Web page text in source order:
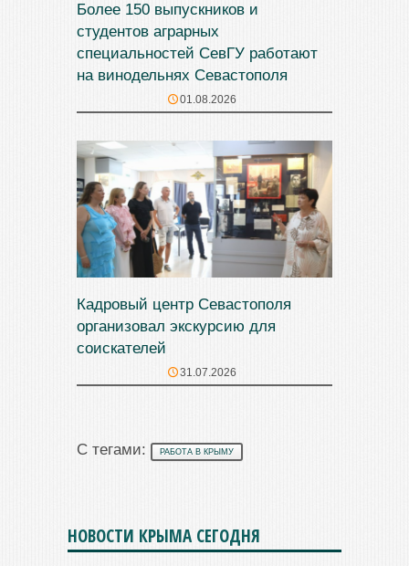
Более 150 выпускников и
студентов аграрных
специальностей СевГУ работают
на винодельнях Севастополя
01.08.2026
Кадровый центр Севастополя
организовал экскурсию для
соискателей
31.07.2026
С тегами: РАБОТА В КРЫМУ
НОВОСТИ КРЫМА СЕГОДНЯ